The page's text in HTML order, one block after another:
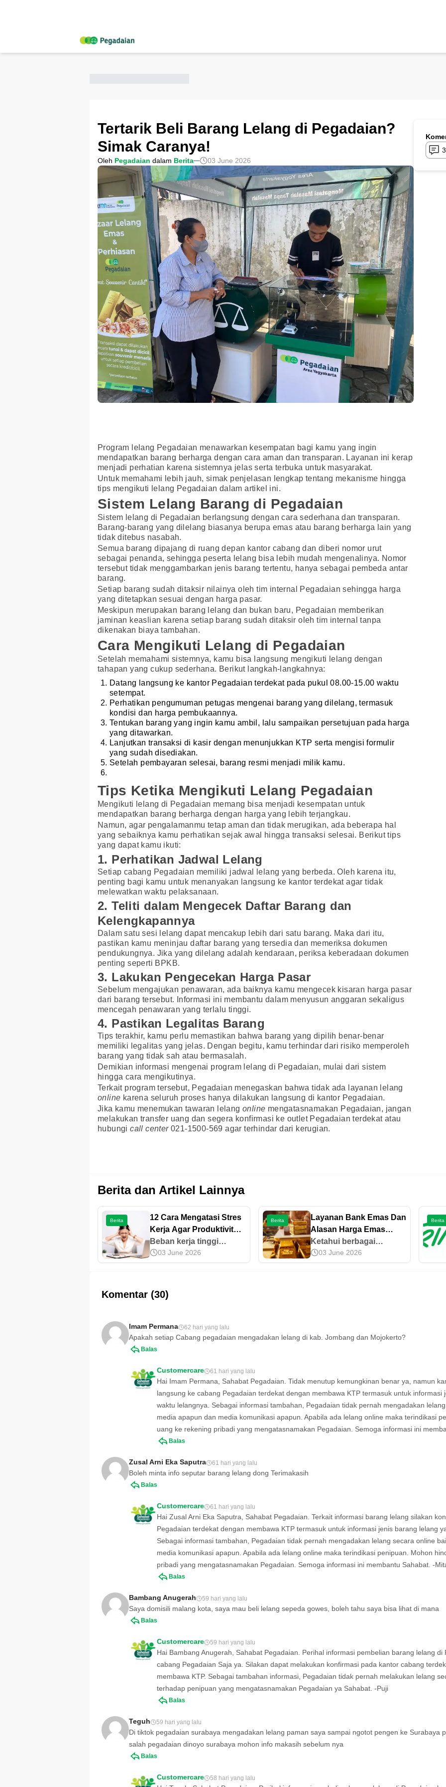
Tertarik Beli Barang Lelang di Pegadaian?
Simak Caranya!
Oleh Pegadaian dalam Berita 03 June 2026
Program lelang Pegadaian menawarkan kesempatan bagi kamu yang ingin
mendapatkan barang berharga dengan cara aman dan transparan. Layanan ini kerap
menjadi perhatian karena sistemnya jelas serta terbuka untuk masyarakat.
Untuk memahami lebih jauh, simak penjelasan lengkap tentang mekanisme hingga
tips mengikuti lelang Pegadaian dalam artikel ini.
Sistem Lelang Barang di Pegadaian
Sistem lelang di Pegadaian berlangsung dengan cara sederhana dan transparan.
Barang-barang yang dilelang biasanya berupa emas atau barang berharga lain yang
tidak ditebus nasabah.
Semua barang dipajang di ruang depan kantor cabang dan diberi nomor urut
sebagai penanda, sehingga peserta lelang bisa lebih mudah mengenalinya. Nomor
tersebut tidak menggambarkan jenis barang tertentu, hanya sebagai pembeda antar
barang.
Setiap barang sudah ditaksir nilainya oleh tim internal Pegadaian sehingga harga
yang ditetapkan sesuai dengan harga pasar.
Meskipun merupakan barang lelang dan bukan baru, Pegadaian memberikan
jaminan keaslian karena setiap barang sudah ditaksir oleh tim internal tanpa
dikenakan biaya tambahan.
Cara Mengikuti Lelang di Pegadaian
Setelah memahami sistemnya, kamu bisa langsung mengikuti lelang dengan
tahapan yang cukup sederhana. Berikut langkah-langkahnya:
Datang langsung ke kantor Pegadaian terdekat pada pukul 08.00-15.00 waktu
setempat.
Perhatikan pengumuman petugas mengenai barang yang dilelang, termasuk
kondisi dan harga pembukaannya.
Tentukan barang yang ingin kamu ambil, lalu sampaikan persetujuan pada harga
yang ditawarkan.
Lanjutkan transaksi di kasir dengan menunjukkan KTP serta mengisi formulir
yang sudah disediakan.
Setelah pembayaran selesai, barang resmi menjadi milik kamu.
Tips Ketika Mengikuti Lelang Pegadaian
Mengikuti lelang di Pegadaian memang bisa menjadi kesempatan untuk
mendapatkan barang berharga dengan harga yang lebih terjangkau.
Namun, agar pengalamanmu tetap aman dan tidak merugikan, ada beberapa hal
yang sebaiknya kamu perhatikan sejak awal hingga transaksi selesai. Berikut tips
yang dapat kamu ikuti:
1. Perhatikan Jadwal Lelang
Setiap cabang Pegadaian memiliki jadwal lelang yang berbeda. Oleh karena itu,
penting bagi kamu untuk menanyakan langsung ke kantor terdekat agar tidak
melewatkan waktu pelaksanaan.
2. Teliti dalam Mengecek Daftar Barang dan
Kelengkapannya
Dalam satu sesi lelang dapat mencakup lebih dari satu barang. Maka dari itu,
pastikan kamu meninjau daftar barang yang tersedia dan memeriksa dokumen
pendukungnya. Jika yang dilelang adalah kendaraan, periksa keberadaan dokumen
penting seperti BPKB.
3. Lakukan Pengecekan Harga Pasar
Sebelum mengajukan penawaran, ada baiknya kamu mengecek kisaran harga pasar
dari barang tersebut. Informasi ini membantu dalam menyusun anggaran sekaligus
mencegah penawaran yang terlalu tinggi.
4. Pastikan Legalitas Barang
Tips terakhir, kamu perlu memastikan bahwa barang yang dipilih benar-benar
memiliki legalitas yang jelas. Dengan begitu, kamu terhindar dari risiko memperoleh
barang yang tidak sah atau bermasalah.
Demikian informasi mengenai program lelang di Pegadaian, mulai dari sistem
hingga cara mengikutinya.
Terkait program tersebut, Pegadaian menegaskan bahwa tidak ada layanan lelang
online karena seluruh proses hanya dilakukan langsung di kantor Pegadaian.
Jika kamu menemukan tawaran lelang online mengatasnamakan Pegadaian, jangan
melakukan transfer uang dan segera konfirmasi ke outlet Pegadaian terdekat atau
hubungicall center021-1500-569 agar terhindar dari kerugian.
Berita dan Artikel Lainnya
Berita
12 Cara Mengatasi Stres
Kerja Agar Produktivitas
Terjaga
Beban kerja tinggi
berdampak serius pada
kinerja dan kesehatan
mengatasi stres kerja
yang efektif agar tetap
03 June 2026
Berita
Layanan Bank Emas Dan
Alasan Harga Emas
Pegadaian Bisa Berbeda
Ketahui berbagai
layanan Bank Emas
Pegadaian dan alasan di
03 June 2026
Berita
Komentar (30)
Imam Permana 62 hari yang lalu
Apakah setiap Cabang pegadaian mengadakan lelang di kab. Jombang dan Mojokerto?
Balas
Customercare 61 hari yang lalu
Hai Imam Permana, Sahabat Pegadaian. Tidak menutup kemungkinan benar ya, namun
langsung ke cabang Pegadaian terdekat dengan membawa KTP termasuk untuk
waktu lelangnya. Sebagai informasi tambahan, Pegadaian tidak pernah mengadakan
media apapun dan media komunikasi apapun. Apabila ada lelang online maka terindikasi
uang ke rekening pribadi yang mengatasnamakan Pegadaian. Semoga informasi ini
Balas
Zusal Arni Eka Saputra 61 hari yang lalu
Boleh minta info seputar barang lelang dong Terimakasih
Balas
Customercare 61 hari yang lalu
Hai Zusal Arni Eka Saputra, Sahabat Pegadaian. Terkait informasi barang lelang silakan
Pegadaian terdekat dengan membawa KTP termasuk untuk informasi jenis barang lelang
Sebagai informasi tambahan, Pegadaian tidak pernah mengadakan lelang secara online
media komunikasi apapun. Apabila ada lelang online maka terindikasi penipuan. Mohon
pribadi yang mengatasnamakan Pegadaian. Semoga informasi ini membantu Sahabat. -
Balas
Bambang Anugerah 59 hari yang lalu
Saya domisili malang kota, saya mau beli lelang sepeda gowes, boleh tahu saya bisa lihat di mana
Balas
Customercare 59 hari yang lalu
Hai Bambang Anugerah, Sahabat Pegadaian. Perihal informasi pembelian barang lelang
cabang Pegadaian Saja ya. Silakan dapat melakukan konfirmasi pada kantor cabang
membawa KTP. Sebagai tambahan informasi, Pegadaian tidak pernah melakukan lelang
terhadap penipuan yang mengatasnamakan Pegadaian ya Sahabat. -Puji
Balas
Teguh 59 hari yang lalu
Di tiktok pegadaian surabaya mengadakan lelang paman saya sampai ngotot pengen ke Surabaya
salah pegadaian dinoyo surabaya mohon info makasih sebelum nya
Balas
Customercare 58 hari yang lalu